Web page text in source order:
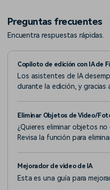
Preguntas frecuentes
Encuentra respuestas rápidas.
Copiloto de edición con IA de
Los asistentes de IA
durante la edición, y gracias
Eliminar Objetos de Video/
¿Quieres eliminar objetos
Revisa la función para
Mejorador de video de IA
Esta es una guía para